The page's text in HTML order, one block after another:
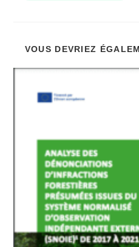
VOUS DEVRIEZ